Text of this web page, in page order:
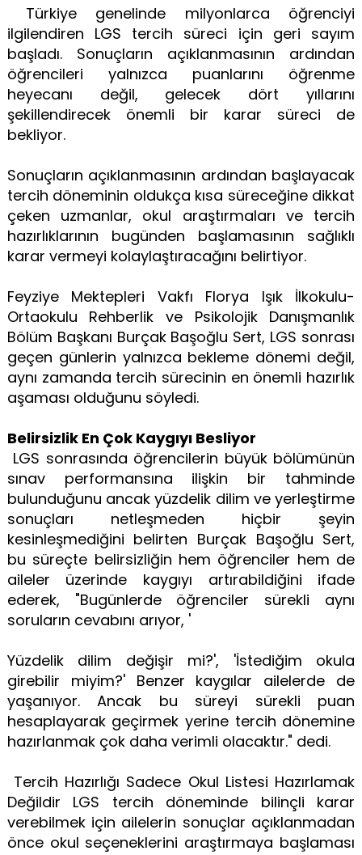
Türkiye genelinde milyonlarca öğrenciyi
ilgilendiren LGS tercih süreci için geri sayım
başladı. Sonuçların açıklanmasının ardından
öğrencileri yalnızca puanlarını öğrenme
heyecanı değil, gelecek dört yıllarını
şekillendirecek önemli bir karar süreci de
bekliyor.
Sonuçların açıklanmasının ardından başlayacak
tercih döneminin oldukça kısa süreceğine dikkat
çeken uzmanlar, okul araştırmaları ve tercih
hazırlıklarının bugünden başlamasının sağlıklı
karar vermeyi kolaylaştıracağını belirtiyor.
Feyziye Mektepleri Vakfı Florya Işık İlkokulu-
Ortaokulu Rehberlik ve Psikolojik Danışmanlık
Bölüm Başkanı Burçak Başoğlu Sert, LGS sonrası
geçen günlerin yalnızca bekleme dönemi değil,
aynı zamanda tercih sürecinin en önemli hazırlık
aşaması olduğunu söyledi.
Belirsizlik En Çok Kaygıyı Besliyor
LGS sonrasında öğrencilerin büyük bölümünün
sınav performansına ilişkin bir tahminde
bulunduğunu ancak yüzdelik dilim ve yerleştirme
sonuçları netleşmeden hiçbir şeyin
kesinleşmediğini belirten Burçak Başoğlu Sert,
bu süreçte belirsizliğin hem öğrenciler hem de
aileler üzerinde kaygıyı artırabildiğini ifade
ederek, "Bugünlerde öğrenciler sürekli aynı
soruların cevabını arıyor, '
Yüzdelik dilim değişir mi?', 'İstediğim okula
girebilir miyim?' Benzer kaygılar ailelerde de
yaşanıyor. Ancak bu süreyi sürekli puan
hesaplayarak geçirmek yerine tercih dönemine
hazırlanmak çok daha verimli olacaktır." dedi.
Tercih Hazırlığı Sadece Okul Listesi Hazırlamak
Değildir LGS tercih döneminde bilinçli karar
verebilmek için ailelerin sonuçlar açıklanmadan
önce okul seçeneklerini araştırmaya başlaması